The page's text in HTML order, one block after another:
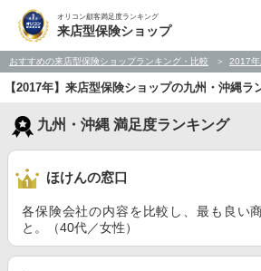
オリコン顧客満足度ランキング
来店型保険ショップ
おすすめの来店型保険ショップランキング・比較 2017年
【2017年】来店型保険ショップの九州・沖縄ラ
九州・沖縄 満足度ランキング
ほけんの窓口
各保険会社の内容を比較し、最も良い
と。（40代／女性）